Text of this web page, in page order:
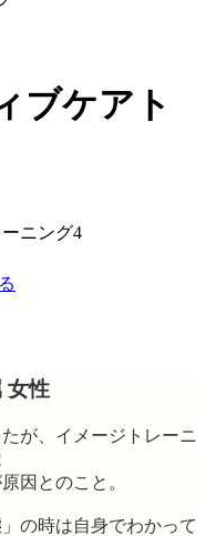
ブケアト
ニング4
女性
が、イメージトレーニ
因とのこと。
の時は自身でわかって